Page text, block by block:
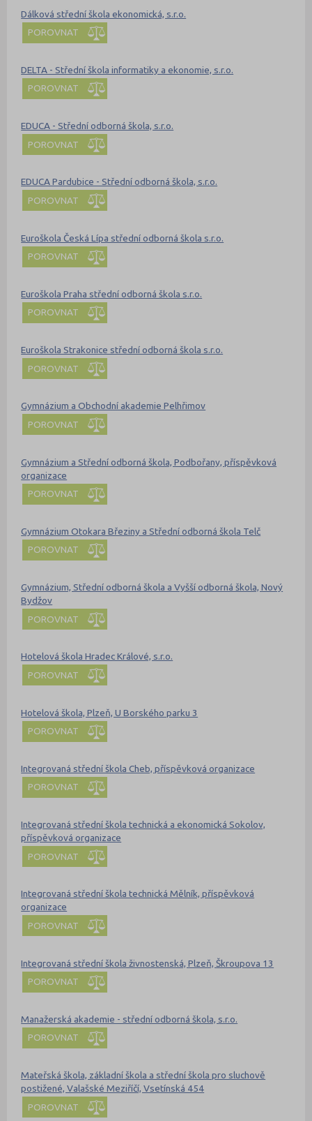
Dálková střední škola ekonomická, s.r.o.
POROVNAT
DELTA - Střední škola informatiky a ekonomie, s.r.o.
POROVNAT
EDUCA - Střední odborná škola, s.r.o.
POROVNAT
EDUCA Pardubice - Střední odborná škola, s.r.o.
POROVNAT
Euroškola Česká Lípa střední odborná škola s.r.o.
POROVNAT
Euroškola Praha střední odborná škola s.r.o.
POROVNAT
Euroškola Strakonice střední odborná škola s.r.o.
POROVNAT
Gymnázium a Obchodní akademie Pelhřimov
POROVNAT
Gymnázium a Střední odborná škola, Podbořany, příspěvková
organizace
POROVNAT
Gymnázium Otokara Březiny a Střední odborná škola Telč
POROVNAT
Gymnázium, Střední odborná škola a Vyšší odborná škola, Nový
Bydžov
POROVNAT
Hotelová škola Hradec Králové, s.r.o.
POROVNAT
Hotelová škola, Plzeň, U Borského parku 3
POROVNAT
Integrovaná střední škola Cheb, příspěvková organizace
POROVNAT
Integrovaná střední škola technická a ekonomická Sokolov,
příspěvková organizace
POROVNAT
Integrovaná střední škola technická Mělník, příspěvková
organizace
POROVNAT
Integrovaná střední škola živnostenská, Plzeň, Škroupova 13
POROVNAT
Manažerská akademie - střední odborná škola, s.r.o.
POROVNAT
Mateřská škola, základní škola a střední škola pro sluchově
postižené, Valašské Meziříčí, Vsetínská 454
POROVNAT